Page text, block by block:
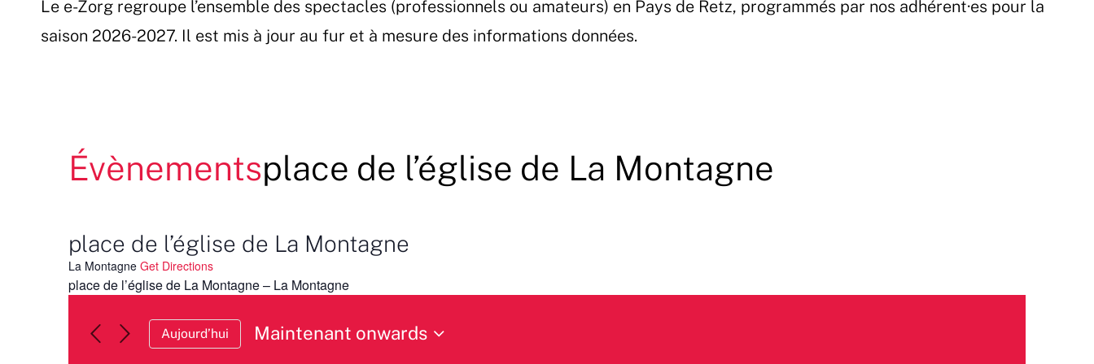
Le e-Zorg regroupe l’ensemble des spectacles (professionnels ou amateurs) en Pays de Retz, programmés par nos adhérent·es pour la
saison 2026-2027. Il est mis à jour au fur et à mesure des informations données.
Évènementsplace de l’église de La Montagne
place de l’église de La Montagne
La Montagne Get Directions
place de l’église de La Montagne – La Montagne
Aujourd’hui
Maintenant onwards